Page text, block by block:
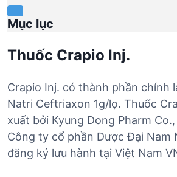
Mục lục
Thuốc Crapio Inj.
Crapio Inj. có thành phần chính
Natri Ceftriaxon 1g/lọ. Thuốc
xuất bởi Kyung Dong Pharm
Công ty cổ phần Dược Đại Nam
đăng ký lưu hành tại Việt Nam